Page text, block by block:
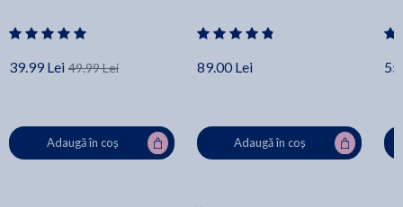
39.99 Lei 49.99 Lei
Adaugă în coș
89.00 Lei
Adaugă în coș